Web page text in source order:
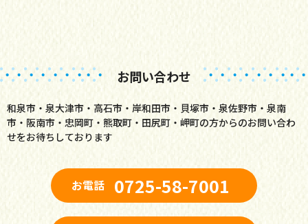
お問い合わせ
和泉市・泉大津市・高石市・岸和田市・貝塚市・泉佐野市・泉南
市・阪南市・忠岡町・ 熊取町・田尻町・岬町の方からのお問い合わ
せをお待ちしております
お電話 0725-58-7001